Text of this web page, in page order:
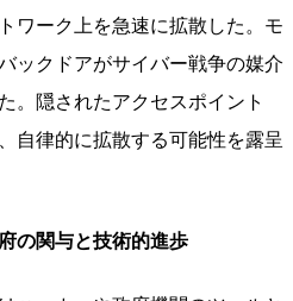
ワーク上を急速に拡散した。モ
ックドアがサイバー戦争の媒介
。隠されたアクセスポイント
自律的に拡散する可能性を露呈
の関与と技術的進歩